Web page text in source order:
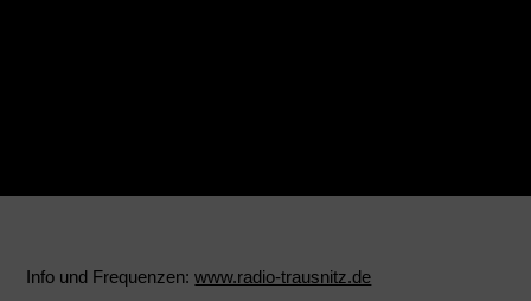
Info und Frequenzen:www.radio-trausnitz.de